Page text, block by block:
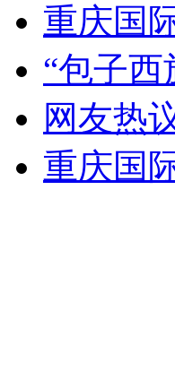
女孩北京地铁殴打
无痛分娩是否安全
外交部：反对强权
重庆国
“包子
网友热
重庆国